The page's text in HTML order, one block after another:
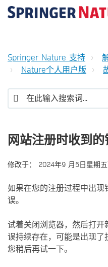
Springer Nature 支持
Nature个人用户版
网站注册时收到
修改于： 2024年9 月5日星期
如果在您的注册过程中出
误。
试着关闭浏览器，然后打
误持续存在，可能是出现
您稍后再试一下。